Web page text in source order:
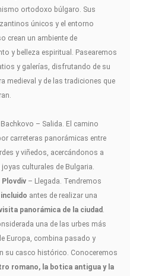
ortodoxo búlgaro. Sus
únicos y el entorno
crean un ambiente de
y belleza espiritual. Pasearemos
y galerías, disfrutando de su
medieval y de las tradiciones que
– Salida. El camino
carreteras panorámicas entre
y viñedos, acercándonos a
joyas culturales de Bulgaria.
Plovdiv – Llegada. Tendremos
antes de realizar una
panorámica de la ciudad
una de las urbes más
Europa, combina pasado y
su casco histórico. Conoceremos
romano, la botica antigua y la